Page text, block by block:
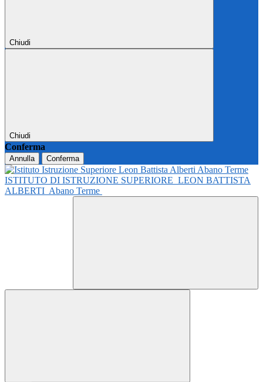
Chiudi
Chiudi
Conferma
Annulla Conferma
ISTITUTO DI ISTRUZIONE SUPERIORE LEON BATTISTA
ALBERTI Abano Terme